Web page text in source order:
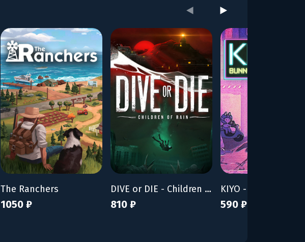
The Ranchers
1050 ₽
DIVE or DIE - Children of Rain
810 ₽
KIYO - Bunny
590 ₽